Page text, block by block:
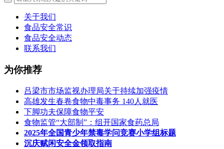
关于我们
食品安全常识
食品安全动态
联系我们
为你推荐
吕梁市市场监视办理局关于持续加强疫情
高雄发生春卷食物中毒事务 140人就医
下脚功夫保障食物平安
食物监管“大部制”：组开国家食药总局
2025年全国青少年禁毒学问竞赛小学组标题
沉庆赋闲安全金领取指南